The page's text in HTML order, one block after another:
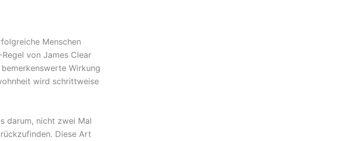
Menschen
von James Clear
Wirkung
wird schrittweise
darum, nicht zwei Mal
Diese Art